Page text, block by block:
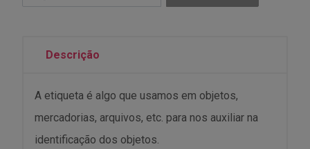
Descrição
A etiqueta é algo que usamos em objetos,
mercadorias, arquivos, etc. para nos auxiliar na
identificação dos objetos.